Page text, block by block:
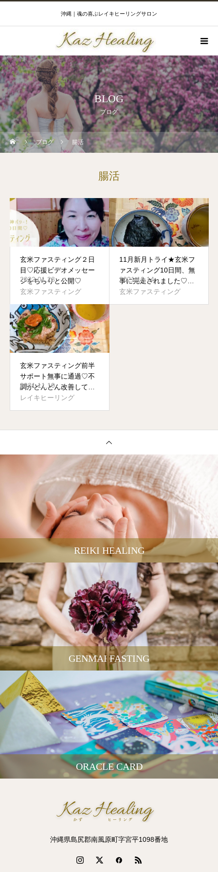
沖縄｜魂の喜ぶレイキヒーリングサロン
BLOG
ブログ
ブログ 腸活
腸活
玄米ファスティング２日
目♡応援ビデオメッセー
ジをちらりと公開♡
2022.01.23
玄米ファスティング
11月新月トライ★玄米フ
ァスティング10日間、無
事に完走されました♡お
めでとうございます。
2021.12.14
玄米ファスティング
玄米ファスティング前半
サポート無事に通過♡不
調がどんどん改善してい
く！
2021.11.10
レイキヒーリング
REIKI HEALING
GENMAI FASTING
ORACLE CARD
沖縄県島尻郡南風原町字宮平1098番地